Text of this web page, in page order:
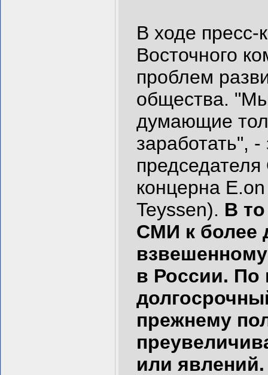
В ходе пресс-
Восточного
проблем
общества.
думающие
заработать",
председателя
концерна
Teyssen). В
СМИ к более
в России. По
прежнему
или явлений.